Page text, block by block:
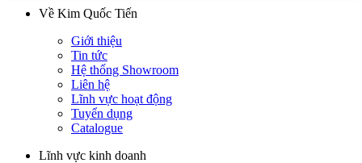
Về Kim Quốc Tiến
Giới thiệu
Tin tức
Hệ thống Showroom
Liên hệ
Lĩnh vực hoạt động
Tuyển dụng
Catalogue
Lĩnh vực kinh doanh